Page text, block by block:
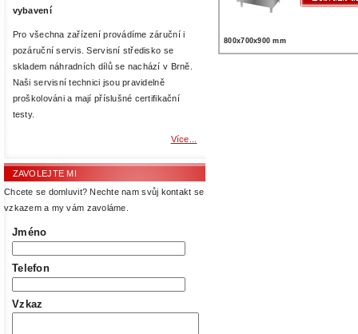
vybavení
Pro všechna zařízení provádíme záruční i
pozáruční servis. Servisní středisko se
skladem náhradních dílů se nachází v Brně.
Naši servisní technici jsou pravidelně
proškolováni a mají příslušné certifikační
testy.
Více...
ZAVOLEJTE MI
Chcete se domluvit? Nechte nam svůj kontakt se
vzkazem a my vám zavoláme.
Jméno
Telefon
Vzkaz
800x700x900 mm